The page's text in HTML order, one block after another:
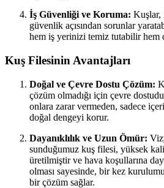
İş Güvenliği ve Koruma: Kuşlar,
güvenlik açısından sorunlar
hem iş yerinizi temiz tutabilir hem
Kuş Filesinin Avantajları
Doğal ve Çevre Dostu Çözüm:
çözüm olmadığı için çevre
onlara zarar vermeden, sadece
doğal dengeyi korur.
Dayanıklılık ve Uzun Ömür:
sunduğumuz kuş filesi, yüksek
üretilmiştir ve hava koşullarına
olması sayesinde, bir kez
bir çözüm sağlar.